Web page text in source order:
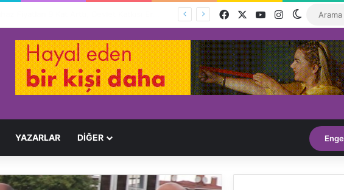
Facebook YouTubeInstagram
Dış
YAZARLAR DİĞER